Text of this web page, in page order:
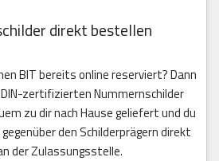
direkt bestellen
BIT bereits online reserviert? Dann
zertifizierten Nummernschilder
zu dir nach Hause geliefert und du
den Schilderprägern direkt
der Zulassungsstelle.